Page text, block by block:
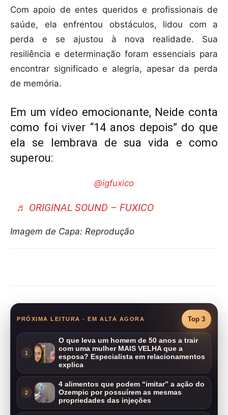
Com apoio de entes queridos e profissionais de
saúde, ela enfrentou obstáculos, lidou com a
perda e se ajustou à nova realidade. Sua
resiliência e determinação foram essenciais para
encontrar significado e alegria, apesar da perda
de memória.
Em um vídeo emocionante, Neide conta
como foi viver “14 anos depois” do que
ela se lembrava de sua vida e como
superou:
@igfuxico
♬ ORIGINAL SOUND – FUXICO
Imagem de Capa: Reprodução
PRÓXIMA LEITURA - EM ALTA AGORA Top 3
1
O que leva um homem de 50 anos a trair
com uma mulher MAIS VELHA que a
esposa? Especialista em relacionamentos
explica
2
4 alimentos que podem “imitar” a ação do
Ozempic por possuírem as mesmas
propriedades das injeções